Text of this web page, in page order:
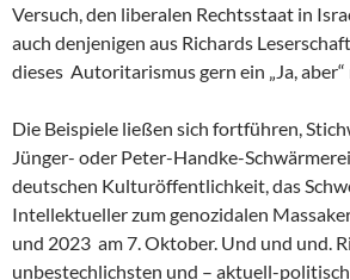
Versuch, den liberalen Rechtsstaat in
auch denjenigen aus Richards
dieses Autoritarismus gern ein „Ja,
Die Beispiele ließen sich fortführen,
Jünger- oder Peter-Handke-
deutschen Kulturöffentlichkeit, das
Intellektueller zum genozidalen
und 2023 am 7. Oktober. Und und und.
unbestechlichsten und – aktuell-